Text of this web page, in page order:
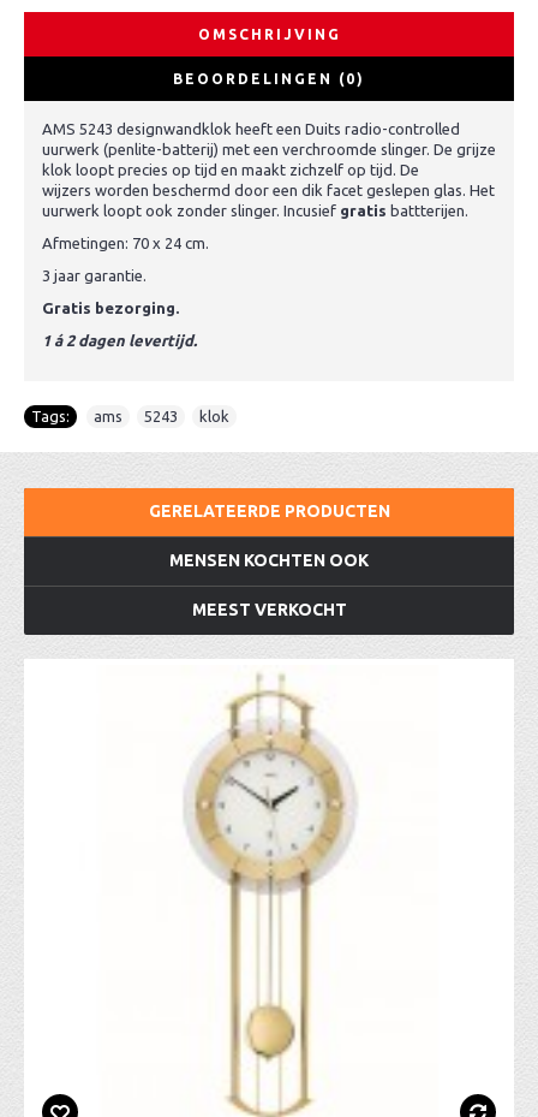
OMSCHRIJVING
BEOORDELINGEN (0)
AMS 5243 designwandklok heeft een Duits radio-controlled
uurwerk (penlite-batterij) met een verchroomde slinger. De grijze
klok loopt precies op tijd en maakt zichzelf op tijd. De
wijzers worden beschermd door een dik facet geslepen glas. Het
uurwerk loopt ook zonder slinger. Incusief gratis battterijen.
Afmetingen: 70 x 24 cm.
3 jaar garantie.
Gratis bezorging.
1 á 2 dagen levertijd.
Tags: ams 5243 klok
GERELATEERDE PRODUCTEN
MENSEN KOCHTEN OOK
MEEST VERKOCHT